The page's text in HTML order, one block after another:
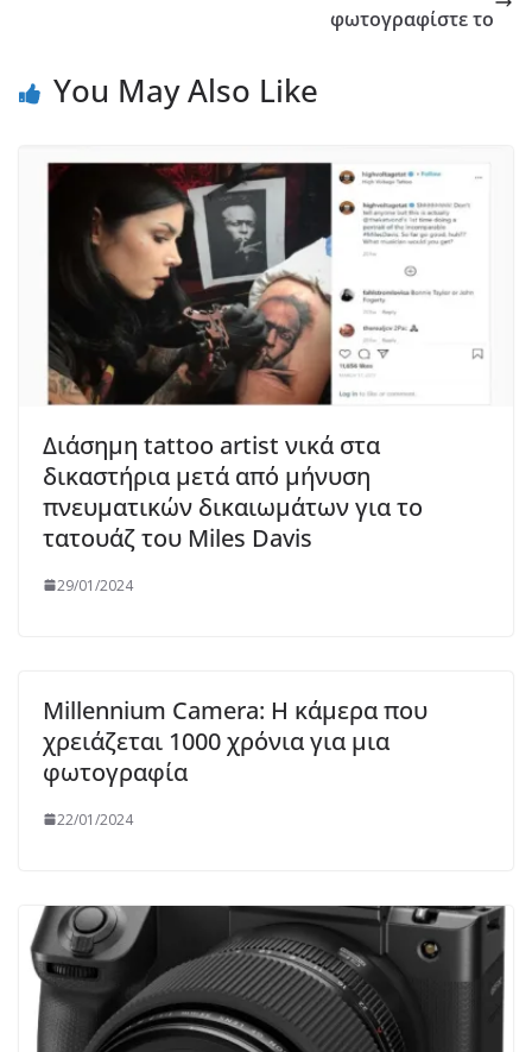
φωτογραφίστε το
You May Also Like
Διάσημη tattoo artist νικά στα
δικαστήρια μετά από μήνυση
πνευματικών δικαιωμάτων για το
τατουάζ του Miles Davis
29/01/2024
Millennium Camera: Η κάμερα που
χρειάζεται 1000 χρόνια για μια
φωτογραφία
22/01/2024